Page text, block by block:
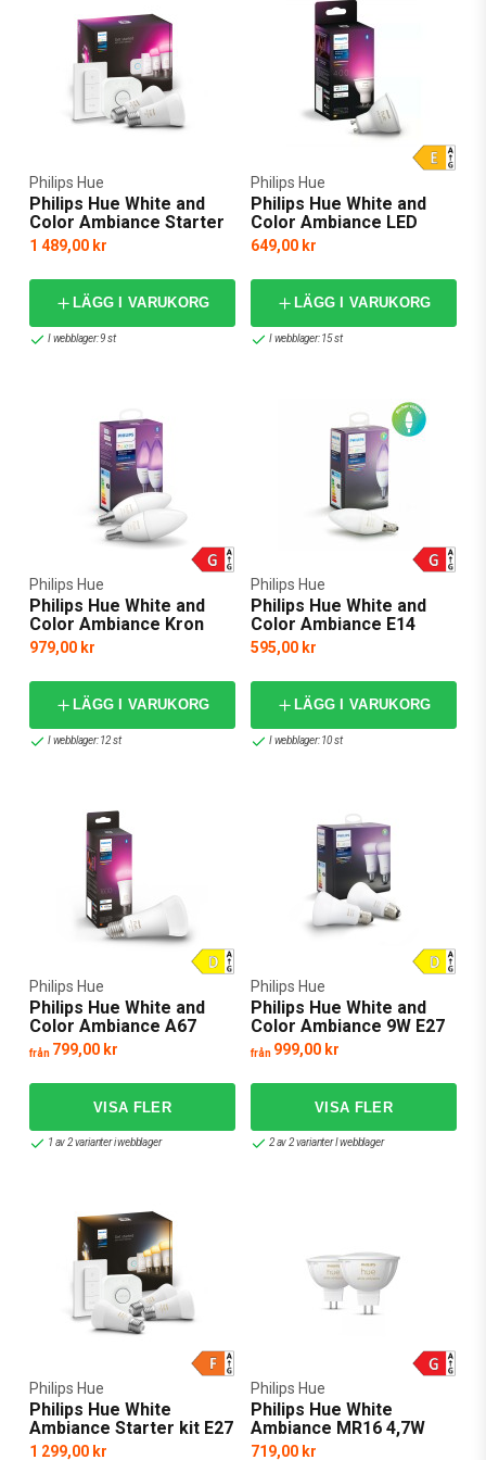
Philips Hue White and
Color Ambiance Starter
kit E27
Philips Hue
1 489,00 kr
LÄGG I VARUKORG
I webblager: 9 st
Philips Hue White and
Color Ambiance LED
4,2W GU10
Philips Hue
649,00 kr
LÄGG I VARUKORG
I webblager: 15 st
Philips Hue White and
Color Ambiance Kron
B39 2-pack
Philips Hue
979,00 kr
LÄGG I VARUKORG
I webblager: 12 st
Philips Hue White and
Color Ambiance E14
Philips Hue
595,00 kr
LÄGG I VARUKORG
I webblager: 10 st
Philips Hue White and
Color Ambiance A67
13,5W E27
Philips Hue
från 799,00 kr
1 av 2 varianter i webblager
Philips Hue White and
Color Ambiance 9W E27
2-pack
Philips Hue
från 999,00 kr
2 av 2 varianter I webblager
Philips Hue White
Ambiance Starter kit E27
Philips Hue
1 299,00 kr
Philips Hue White
Ambiance MR16 4,7W
GU5,3 12V 2-pack
Philips Hue
719,00 kr